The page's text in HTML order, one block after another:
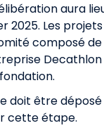
aura
2025. Les
composé
doit être déposé
cette étape.